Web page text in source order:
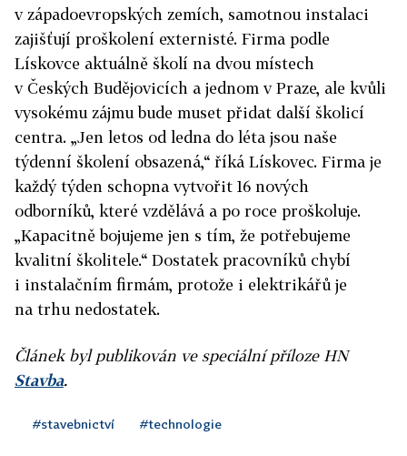
v západoevropských zemích, samotnou instalaci
zajišťují proškolení externisté. Firma podle
Lískovce aktuálně školí na dvou místech
v Českých Budějovicích a jednom v Praze, ale kvůli
vysokému zájmu bude muset přidat další školicí
centra. „Jen letos od ledna do léta jsou naše
týdenní školení obsazená,“ říká Lískovec. Firma je
každý týden schopna vytvořit 16 nových
odborníků, které vzdělává a po roce proškoluje.
„Kapacitně bojujeme jen s tím, že potřebujeme
kvalitní školitele.“ Dostatek pracovníků chybí
i instalačním firmám, protože i elektrikářů je
na trhu nedostatek.
Článek byl publikován ve speciální příloze HN
Stavba.
#stavebnictví #technologie